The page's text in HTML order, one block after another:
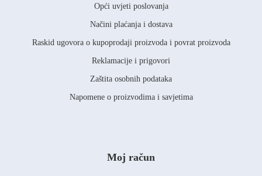
Opći uvjeti poslovanja
Načini plaćanja i dostava
Raskid ugovora o kupoprodaji proizvoda i povrat proizvoda
Reklamacije i prigovori
Zaštita osobnih podataka
Napomene o proizvodima i savjetima
Moj račun